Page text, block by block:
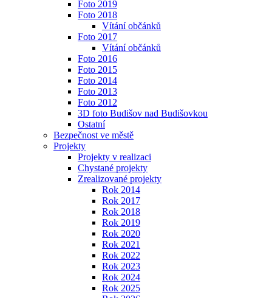
Foto 2019
Foto 2018
Vítání občánků
Foto 2017
Vítání občánků
Foto 2016
Foto 2015
Foto 2014
Foto 2013
Foto 2012
3D foto Budišov nad Budišovkou
Ostatní
Bezpečnost ve městě
Projekty
Projekty v realizaci
Chystané projekty
Zrealizované projekty
Rok 2014
Rok 2017
Rok 2018
Rok 2019
Rok 2020
Rok 2021
Rok 2022
Rok 2023
Rok 2024
Rok 2025